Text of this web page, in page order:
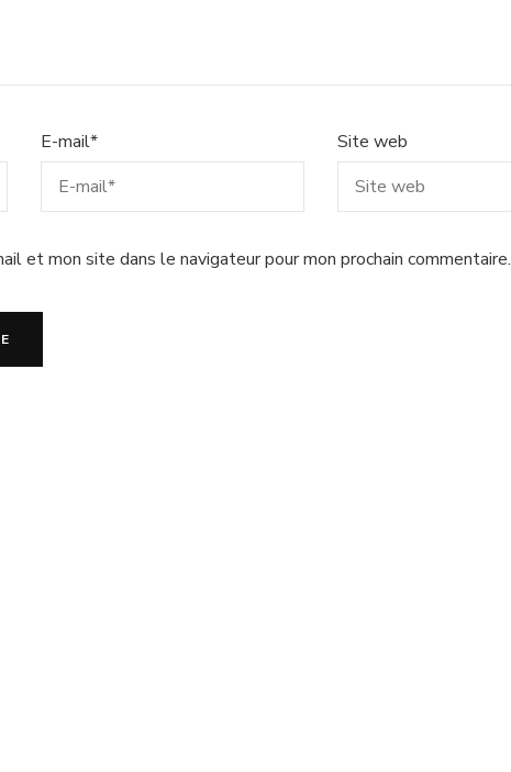
E-mail* Site web
et mon site dans le navigateur pour mon prochain commentaire.